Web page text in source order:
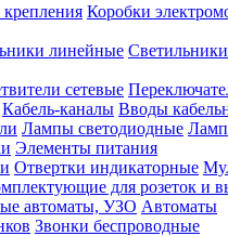
Коробки
линейные
сетевые
Кабель-каналы Вводы
Лампы светодиодные
Элементы питания
Отвертки индикаторные
для розеток и
автоматы, УЗО Автоматы
Звонки беспроводные